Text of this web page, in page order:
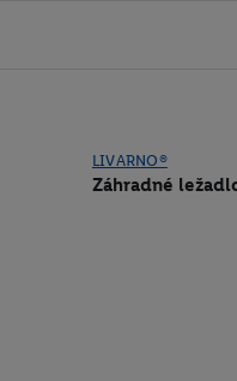
LIVARNO®
Záhradné